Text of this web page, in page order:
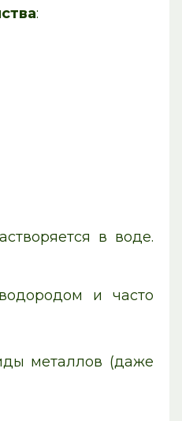
:
в воде.
и часто
металлов (даже